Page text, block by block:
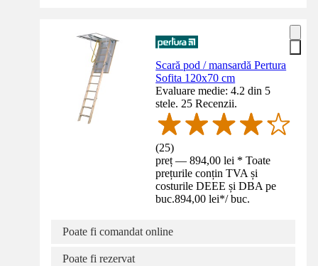
Scară pod / mansardă Pertura
Sofita 120x70 cm
Evaluare medie: 4.2 din 5
stele. 25 Recenzii.
(25)
preț — 894,00 lei * Toate
prețurile conțin TVA și
costurile DEEE și DBA pe
buc.894,00 lei*/ buc.
Poate fi comandat online
Poate fi rezervat